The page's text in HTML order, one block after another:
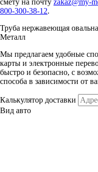
800-300-38-12.
Труба нержавеющая
Металл
Мы предлагаем удобные
карты и электронные
быстро и безопасно, с
способа в зависимости от
Калькулятор доставки
Вид авто